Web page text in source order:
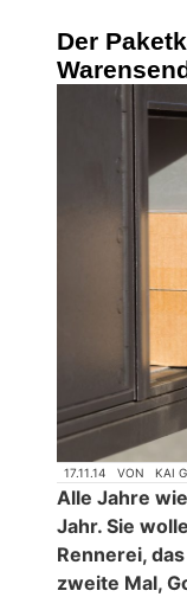
Der
17.11.14 VON KAI
Alle Jahre
Jahr. Sie
Rennerei,
zweite Mal,